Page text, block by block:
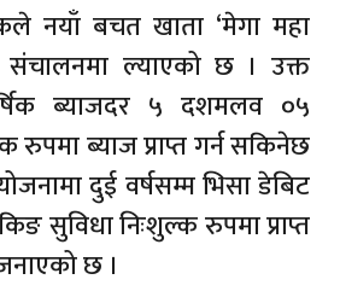
नयाँ बचत खाता ‘मेगा महा
संचालनमा ल्याएको छ । उक्त
ब्याजदर ५ दशमलव ०५
रुपमा ब्याज प्राप्त गर्न सकिनेछ
दुई वर्षसम्म भिसा डेबिट
सुविधा निःशुल्क रुपमा प्राप्त
छ ।